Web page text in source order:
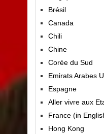
Brésil
Canada
Chili
Chine
Corée du Sud
Emirats Arabes
Espagne
Aller vivre aux
France (in
Hong Kong